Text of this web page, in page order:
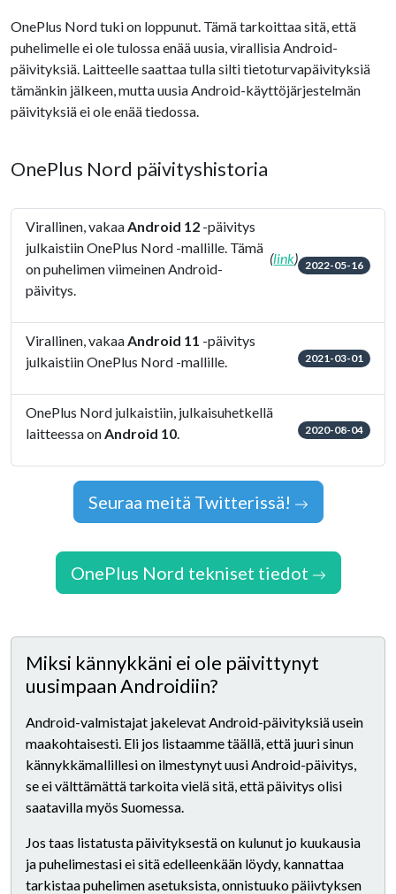
OnePlus Nord tuki on loppunut. Tämä tarkoittaa sitä, että
puhelimelle ei ole tulossa enää uusia, virallisia Android-
päivityksiä. Laitteelle saattaa tulla silti tietoturvapäivityksiä
tämänkin jälkeen, mutta uusia Android-käyttöjärjestelmän
päivityksiä ei ole enää tiedossa.
OnePlus Nord päivityshistoria
Virallinen, vakaaAndroid 12 -päivitys
julkaistiin OnePlus Nord -mallille. Tämä
on puhelimen viimeinen Android-
päivitys.
(link) 2022-05-16
Virallinen, vakaaAndroid 11 -päivitys
julkaistiin OnePlus Nord -mallille.
2021-03-01
OnePlus Nord julkaistiin, julkaisuhetkellä
laitteessa onAndroid 10. 2020-08-04
Seuraa meitä Twitterissä!
OnePlus Nord tekniset tiedot
Miksi kännykkäni ei ole päivittynyt
uusimpaan Androidiin?
Android-valmistajat jakelevat Android-päivityksiä usein
maakohtaisesti. Eli jos listaamme täällä, että juuri sinun
kännykkämallillesi on ilmestynyt uusi Android-päivitys,
se ei välttämättä tarkoita vielä sitä, että päivitys olisi
saatavilla myös Suomessa.
Jos taas listatusta päivityksestä on kulunut jo kuukausia
ja puhelimestasi ei sitä edelleenkään löydy, kannattaa
tarkistaa puhelimen asetuksista, onnistuuko päiivtyksen